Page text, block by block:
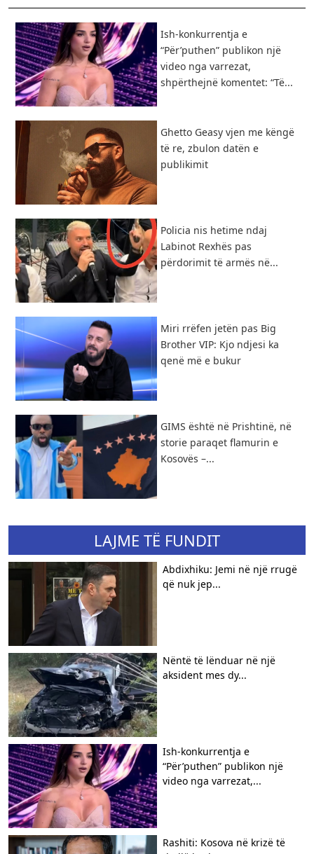
Ish-konkurrentja e
“Për’puthen” publikon një
video nga varrezat,
shpërthejnë komentet: “Të...
Ghetto Geasy vjen me këngë
të re, zbulon datën e
publikimit
Policia nis hetime ndaj
Labinot Rexhës pas
përdorimit të armës në...
Miri rrëfen jetën pas Big
Brother VIP: Kjo ndjesi ka
qenë më e bukur
GIMS është në Prishtinë, në
storie paraqet flamurin e
Kosovës –...
LAJME TË FUNDIT
Abdixhiku: Jemi në një rrugë
që nuk jep...
Nëntë të lënduar në një
aksident mes dy...
Ish-konkurrentja e
“Për’puthen” publikon një
video nga varrezat,...
Rashiti: Kosova në krizë të